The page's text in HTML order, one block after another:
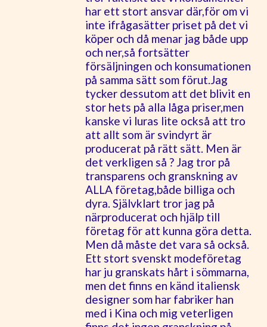
har ett stort ansvar där,för om vi
inte ifrågasätter priset på det vi
köper och då menar jag både upp
och ner,så fortsätter
försäljningen och konsumationen
på samma sätt som förut.Jag
tycker dessutom att det blivit en
stor hets på alla låga priser,men
kanske vi luras lite också att tro
att allt som är svindyrt är
producerat på rätt sätt. Men är
det verkligen så ? Jag tror på
transparens och granskning av
ALLA företag,både billiga och
dyra. Självklart tror jag på
närproducerat och hjälp till
företag för att kunna göra detta.
Men då måste det vara så också.
Ett stort svenskt modeföretag
har ju granskats hårt i sömmarna,
men det finns en känd italiensk
designer som har fabriker han
med i Kina och mig veterligen